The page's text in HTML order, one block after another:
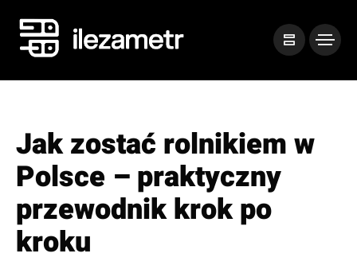
Jak zostać rolnikiem w
Polsce – praktyczny
przewodnik krok po
kroku